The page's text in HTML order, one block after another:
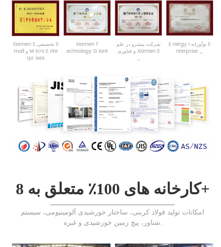
XiamenS تخصصیS
M icroEnte
rprises
XiamenT
echnologyGiant
شرکتپیشرودر علم
و XiamenS
_
EnergyI
E
nterprise _
کارخانه های 100٪ متعلق به 8+
امکانات تولید فولاد کربنی، ساختار خورشیدی آلومینیومی، سیستم
شناور، پیچ زمین خورشیدی و غیره.